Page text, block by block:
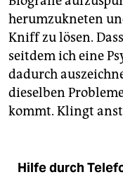
herumzukneten
Kniff zu lösen.
seitdem ich eine
dadurch
dieselben
kommt. Klingt
Hilfe durch